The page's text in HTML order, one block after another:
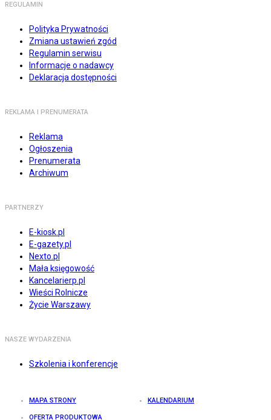
REGULAMIN
Polityka Prywatności
Zmiana ustawień zgód
Regulamin serwisu
Informacje o nadawcy
Deklaracja dostępności
REKLAMA I PRENUMERATA
Reklama
Ogłoszenia
Prenumerata
Archiwum
PARTNERZY
E-kiosk.pl
E-gazety.pl
Nexto.pl
Mała księgowość
Kancelarierp.pl
Wieści Rolnicze
Życie Warszawy
NASZE WYDARZENIA
Szkolenia i konferencje
MAPA STRONY KALENDARIUM
OFERTA PRODUKTOWA